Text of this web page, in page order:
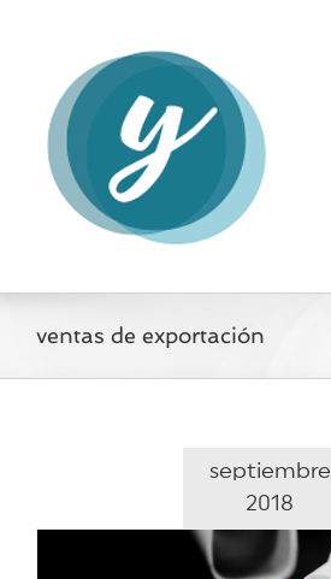
contenido
ventas de exportación
septiembre
2018